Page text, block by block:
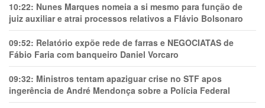
10:22: Nunes Marques nomeia a si mesmo para função de
juiz auxiliar e atrai processos relativos a Flávio Bolsonaro
09:52: Relatório expõe rede de farras e NEGOCIATAS de
Fábio Faria com banqueiro Daniel Vorcaro
09:32: Ministros tentam apaziguar crise no STF apos
ingerência de André Mendonça sobre a Polícia Federal